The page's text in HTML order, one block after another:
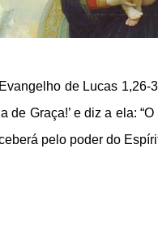
de Lucas
de Graça!’ e diz a ela:
pelo poder do